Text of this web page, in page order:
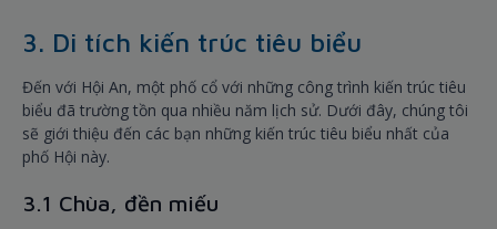
3. Di tích kiến trúc tiêu biểu
Đến với Hội An, một phố cổ với những công trình kiến trúc tiêu
biểu đã trường tồn qua nhiều năm lịch sử. Dưới đây, chúng tôi
sẽ giới thiệu đến các bạn những kiến trúc tiêu biểu nhất của
phố Hội này.
3.1 Chùa, đền miếu